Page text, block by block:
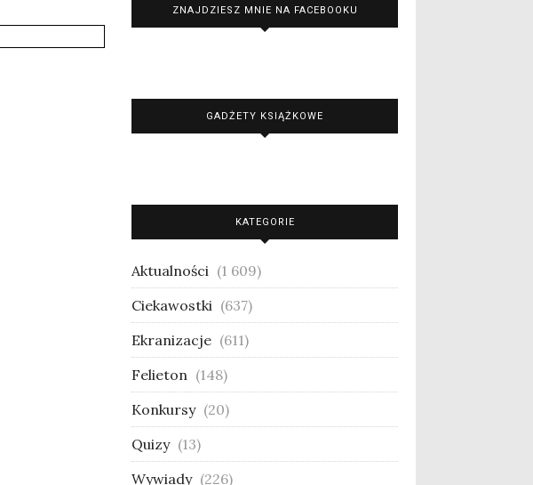
ZNAJDZIESZ MNIE NA FACEBOOKU
GADŻETY KSIĄŻKOWE
KATEGORIE
Aktualności (1 609)
Ciekawostki (637)
Ekranizacje (611)
Felieton (148)
Konkursy (20)
Quizy (13)
Wywiady (226)